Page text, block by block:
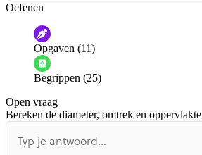
Help ons de video te verbeteren
De audio is slecht
Informatie is onjuist
De docent is te langdradig
De uitleg gaat te langzaam
Oefenen
Opgaven (11)
Begrippen (25)
Open vraag
Bereken de diameter, omtrek en oppervlakte